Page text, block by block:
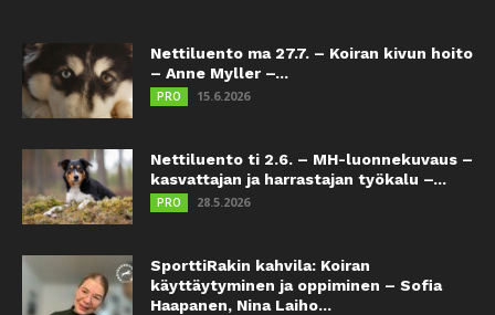
Nettiluento ma 27.7. – Koiran kivun hoito
– Anne Myller –...
PRO 15.6.2026
Nettiluento ti 2.6. – MH-luonnekuvaus –
kasvattajan ja harrastajan työkalu –...
PRO 28.5.2026
SporttiRakin kahvila: Koiran
käyttäytyminen ja oppiminen – Sofia
Haapanen, Nina Laiho...